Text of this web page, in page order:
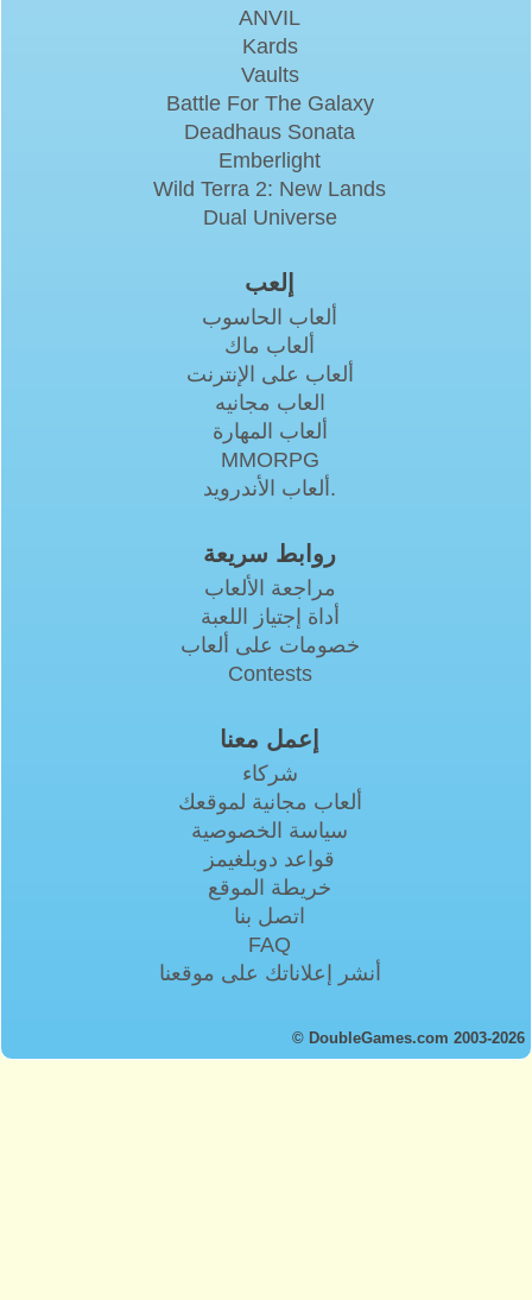
ANVIL
Kards
Vaults
Battle For The Galaxy
Deadhaus Sonata
Emberlight
Wild Terra 2: New Lands
Dual Universe
إلعب
ألعاب الحاسوب
ألعاب ماك
ألعاب على الإنترنت
العاب مجانيه
ألعاب المهارة
MMORPG
ألعاب الأندرويد.
روابط سريعة
مراجعة الألعاب
أداة إجتياز اللعبة
خصومات على ألعاب
Contests
إعمل معنا
شركاء
ألعاب مجانية لموقعك
سياسة الخصوصية
قواعد دوبلغيمز
خريطة الموقع
اتصل بنا
FAQ
أنشر إعلاناتك على موقعنا
© DoubleGames.com 2003-2026